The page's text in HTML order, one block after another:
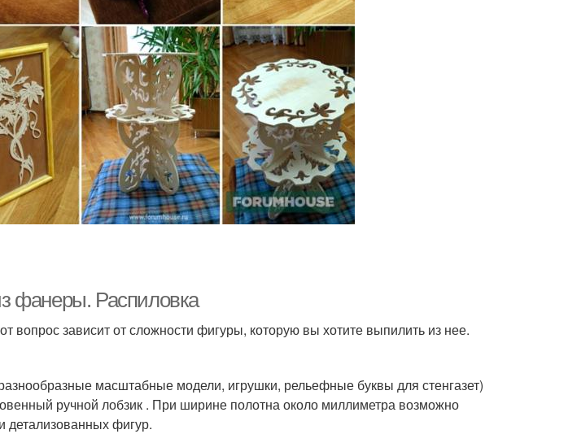
фанеры. Распиловка
вопрос зависит от сложности фигуры, которую вы хотите выпилить из нее.
масштабные модели, игрушки, рельефные буквы для стенгазет)
ручной лобзик . При ширине полотна около миллиметра возможно
детализованных фигур.